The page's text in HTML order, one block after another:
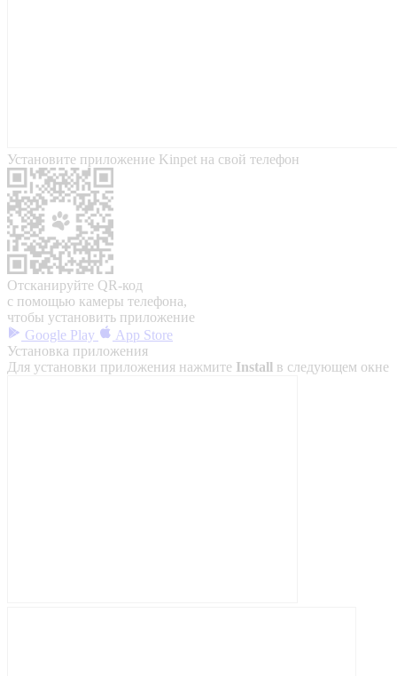
Установите приложение Kinpet на свой телефон
Отсканируйте QR-код
с помощью камеры телефона,
чтобы установить приложение
Google Play
App Store
Установка приложения
Для установки приложения нажмите Install в следующем окне